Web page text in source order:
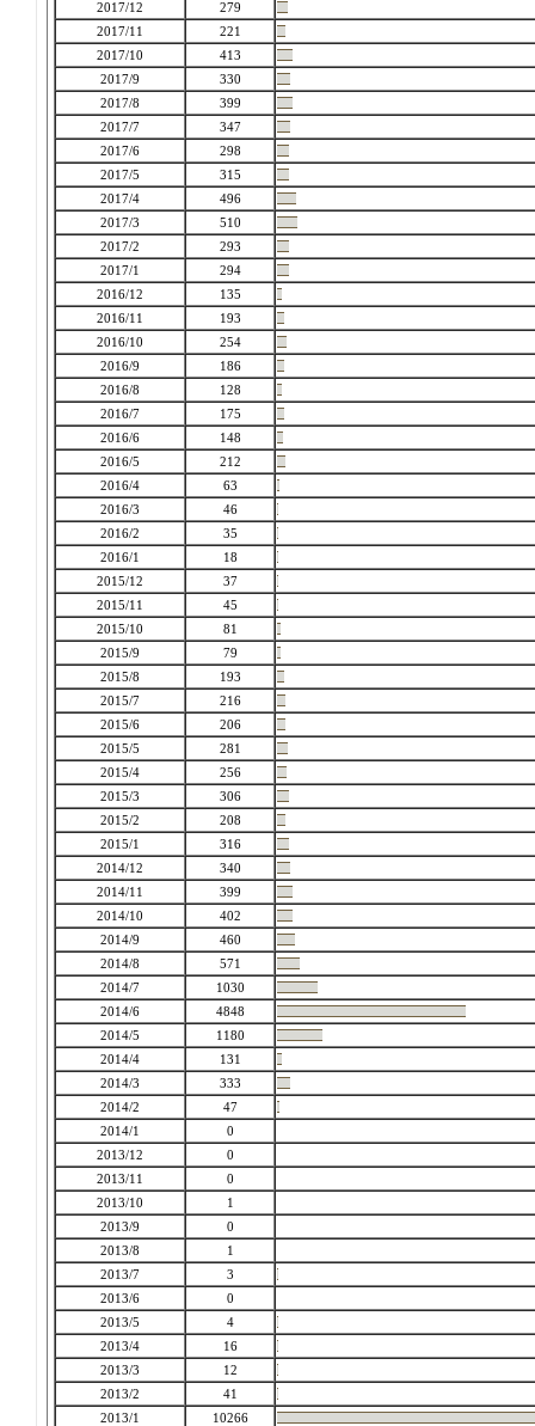
2017/12
279
2017/11
221
2017/10
413
2017/9
330
2017/8
399
2017/7
347
2017/6
298
2017/5
315
2017/4
496
2017/3
510
2017/2
293
2017/1
294
2016/12
135
2016/11
193
2016/10
254
2016/9
186
2016/8
128
2016/7
175
2016/6
148
2016/5
212
2016/4
63
2016/3
46
2016/2
35
2016/1
18
2015/12
37
2015/11
45
2015/10
81
2015/9
79
2015/8
193
2015/7
216
2015/6
206
2015/5
281
2015/4
256
2015/3
306
2015/2
208
2015/1
316
2014/12
340
2014/11
399
2014/10
402
2014/9
460
2014/8
571
2014/7
1030
2014/6
4848
2014/5
1180
2014/4
131
2014/3
333
2014/2
47
2014/1
0
2013/12
0
2013/11
0
2013/10
1
2013/9
0
2013/8
1
2013/7
3
2013/6
0
2013/5
4
2013/4
16
2013/3
12
2013/2
41
2013/1
10266